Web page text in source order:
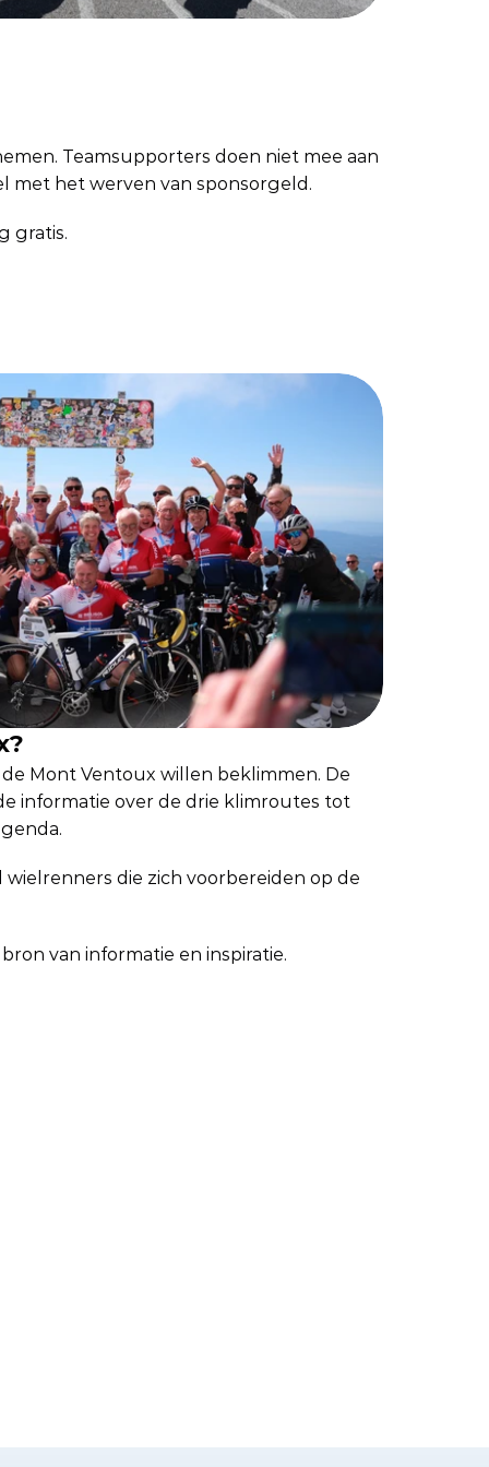
Teamsupporters doen niet mee aan
met het werven van sponsorgeld.
gratis.
Mont Ventoux willen beklimmen. De
informatie over de drie klimroutes tot
die zich voorbereiden op de
van informatie en inspiratie.